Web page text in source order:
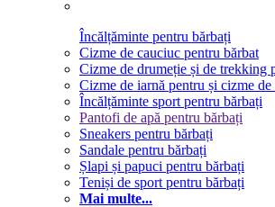
Încălțăminte pentru bărbați
Cizme de cauciuc pentru bărbat
Cizme de drumeție și de trekking
Cizme de iarnă pentru și cizme de
Încălțăminte sport pentru bărbați
Pantofi de apă pentru bărbați
Sneakers pentru bărbați
Sandale pentru bărbați
Șlapi și papuci pentru bărbați
Teniși de sport pentru bărbați
Mai multe...